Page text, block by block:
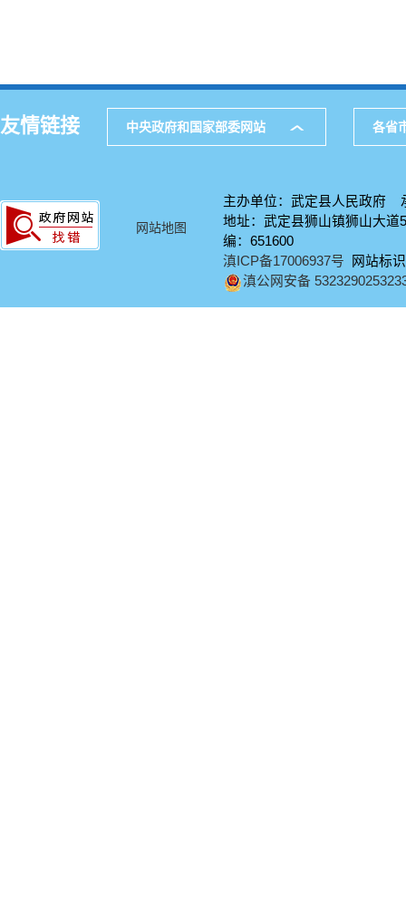
友情链接 中央政府和国家部委网站 各省
网站地图
主办单位：武定县人民政府
地址：武定县狮山镇狮山大
编：651600
滇ICP备17006937号 网站标
滇公网安备